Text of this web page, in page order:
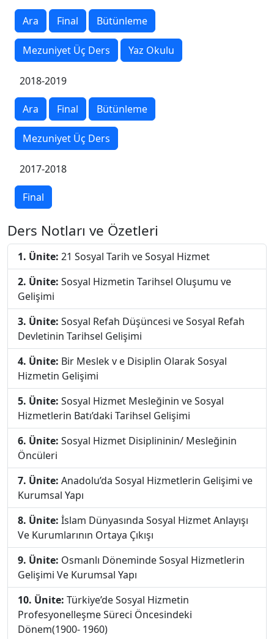
Ara Final Bütünleme
Mezuniyet Üç Ders Yaz Okulu
2018-2019
Ara Final Bütünleme
Mezuniyet Üç Ders
2017-2018
Final
Ders Notları ve Özetleri
1. Ünite: 21 Sosyal Tarih ve Sosyal Hizmet
2. Ünite: Sosyal Hizmetin Tarihsel Oluşumu ve
Gelişimi
3. Ünite: Sosyal Refah Düşüncesi ve Sosyal Refah
Devletinin Tarihsel Gelişimi
4. Ünite: Bir Meslek v e Disiplin Olarak Sosyal
Hizmetin Gelişimi
5. Ünite: Sosyal Hizmet Mesleğinin ve Sosyal
Hizmetlerin Batı’daki Tarihsel Gelişimi
6. Ünite: Sosyal Hizmet Disiplininin/ Mesleğinin
Öncüleri
7. Ünite: Anadolu’da Sosyal Hizmetlerin Gelişimi ve
Kurumsal Yapı
8. Ünite: İslam Dünyasında Sosyal Hizmet Anlayışı
Ve Kurumlarının Ortaya Çıkışı
9. Ünite: Osmanlı Döneminde Sosyal Hizmetlerin
Gelişimi Ve Kurumsal Yapı
10. Ünite: Türkiye’de Sosyal Hizmetin
Profesyonelleşme Süreci Öncesindeki
Dönem(1900- 1960)